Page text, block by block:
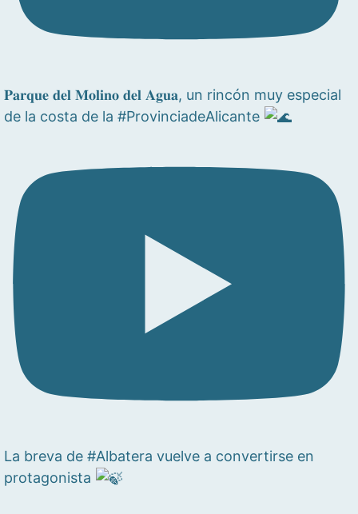
𝐏𝐚𝐫𝐪𝐮𝐞 𝐝𝐞𝐥 𝐌𝐨𝐥𝐢𝐧𝐨 𝐝𝐞𝐥 𝐀𝐠𝐮𝐚, un rincón muy especial
de la costa de la #ProvinciadeAlicante
La breva de #Albatera vuelve a convertirse en
protagonista